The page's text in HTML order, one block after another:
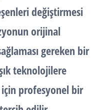
değiştirmesi
orijinal
gereken bir
teknolojilere
profesyonel bir